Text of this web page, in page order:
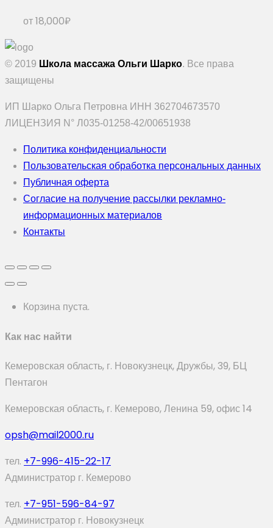
от18,000₽
© 2019 Школа массажа Ольги Шарко. Все права
защищены
ИП Шарко Ольга Петровна ИНН 362704673570
ЛИЦЕНЗИЯ N° Л035-01258-42/00651938
Политика конфиденциальности
Пользовательская обработка персональных данных
Публичная оферта
Согласие на получение рассылки рекламно-
информационных материалов
Контакты
Корзина пуста.
Как нас найти
Кемеровская область, г. Новокузнецк, Дружбы, 39, БЦ
Пентагон
Кемеровская область, г. Кемерово, Ленина 59, офис 14
opsh@mail2000.ru
тел. +7-996-415-22-17
Администратор г. Кемерово
тел. +7-951-596-84-97
Администратор г. Новокузнецк